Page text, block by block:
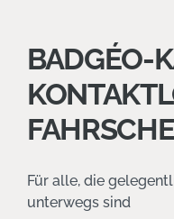
BADGÉO-
Für alle, die
unterwegs sind